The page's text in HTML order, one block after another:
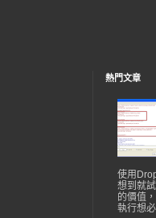
熱門文章
使用
想到就
的價值
執行想